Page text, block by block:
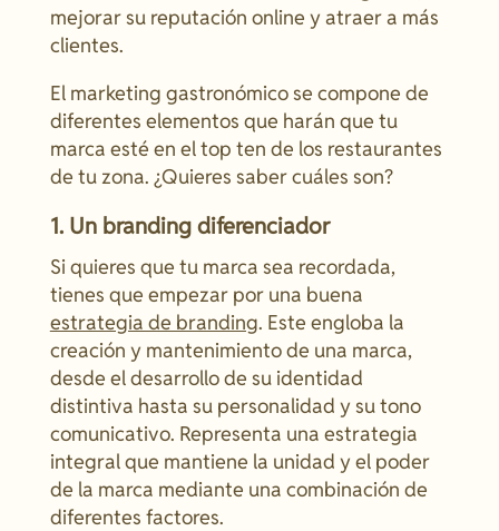
mejorar su reputación online y atraer a más
clientes.
El marketing gastronómico se compone de
diferentes elementos que harán que tu
marca esté en el top ten de los restaurantes
de tu zona. ¿Quieres saber cuáles son?
1. Un branding diferenciador
Si quieres que tu marca sea recordada,
tienes que empezar por una buena
estrategia de branding. Este engloba la
creación y mantenimiento de una marca,
desde el desarrollo de su identidad
distintiva hasta su personalidad y su tono
comunicativo. Representa una estrategia
integral que mantiene la unidad y el poder
de la marca mediante una combinación de
diferentes factores.